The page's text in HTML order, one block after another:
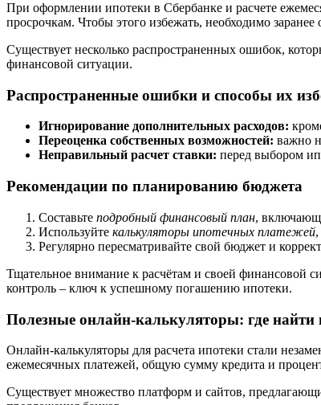
При оформлении ипотеки в Сбербанке и расчете
просрочкам. Чтобы этого избежать, необходимо
Существует несколько распространенных ошибок,
финансовой ситуации.
Распространенные ошибки и способы их
Игнорирование дополнительных расходов:
Переоценка собственных возможностей: важно
Неправильный расчет ставки: перед выбором
Рекомендации по планированию бюджета
Составьте подробный финансовый план,
Используйте калькуляторы ипотечных платежей
Регулярно пересматривайте свой бюджет и
Тщательное внимание к расчётам и своей финансовой
контроль – ключ к успешному погашению ипотеки.
Полезные онлайн-калькуляторы: где найти
Онлайн-калькуляторы для расчета ипотеки стали
ежемесячных платежей, общую сумму кредита и
Существует множество платформ и сайтов,